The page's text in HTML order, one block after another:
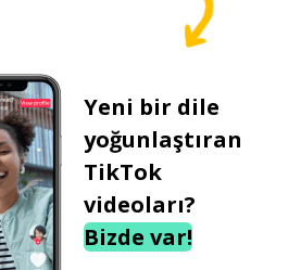
Yeni bir dile
yoğunlaştıran
TikTok
videoları?
Bizde var!